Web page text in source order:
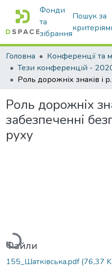
Фонди
та
зібрання
Пошук за
Головна
Тези конференцій -
Роль дорожніх
Роль дорожніх
забезпеченні
руху
Файли
155_Шатківська.pdf(76,37